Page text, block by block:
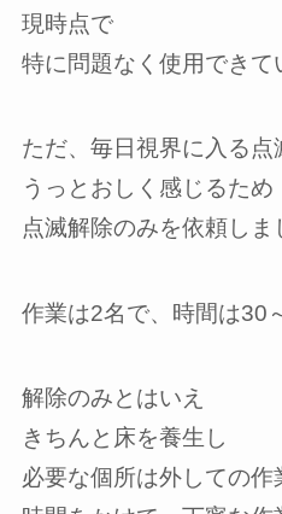
現時点で
特に問題なく使用できて
ただ、毎日視界に入る点
うっとおしく感じるため
点滅解除のみを依頼しま
作業は2名で、時間は30
解除のみとはいえ
きちんと床を養生し
必要な個所は外しての作